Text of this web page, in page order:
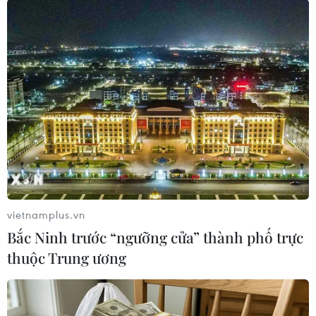
trình tái cấu trúc cổ phần năm 2016.
Các giấy ghi nợ này đại diện cho các khoản
thanh toán hoãn lại giữa các thành viên gia
đình trưởng thành. Vì các khoản thanh toán
chưa được hoàn thành nên các nghĩa vụ thuế
tương ứng không phải trả ngay lập tức, nhưng
tất cả các khoản nợ đã được công bố và sẽ được
giải quyết theo luật.
Thủ tướng bác bỏ những đồn đoán về việc sử
rằng tất cả các giao dịch đều được thực hiện
đúng cách và được báo cáo minh bạch trong các
tờ khai tài sản của bà.
Bà cũng tái khẳng định cam kết của chính phủ
vietnamplus.vn
Bắc Ninh trước “ngưỡng cửa” thành phố trực
thuộc Trung ương